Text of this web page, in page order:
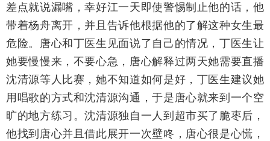
差点就说漏嘴，幸好江一天即使警惕制止他的话，他
带着杨舟离开，并且告诉他根据他的了解这种女生最
危险。唐心和丁医生见面说了自己的情况，丁医生让
她要慢慢来，不要心急，唐心解释过两天她需要直播
沈清源等人比赛，她不知道如何是好，丁医生建议她
用唱歌的方式和沈清源沟通，于是唐心就来到一个空
旷的地方练习。沈清源独自一人到超市买了脆枣后，
他找到唐心并且借此展开一次壁咚，唐心很是心慌，